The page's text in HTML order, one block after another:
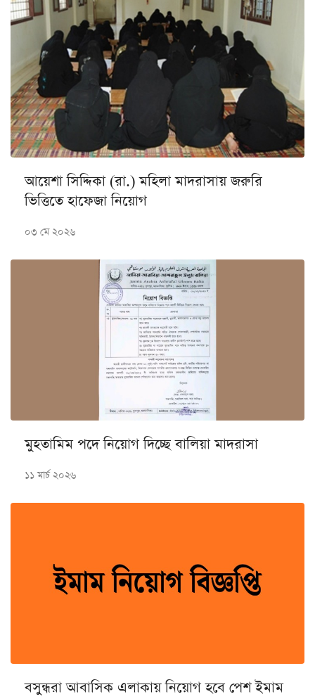
আয়েশা সিদ্দিকা (রা.) মহিলা মাদরাসায় জরুরি
ভিত্তিতে হাফেজা নিয়োগ
০৩ মে ২০২৬
মুহতামিম পদে নিয়োগ দিচ্ছে বালিয়া মাদরাসা
১১ মার্চ ২০২৬
বসুন্ধরা আবাসিক এলাকায় নিয়োগ হবে পেশ ইমাম